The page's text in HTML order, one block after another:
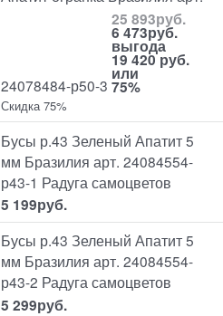
24078484-р50-3
25 893руб.
6 473руб.
выгода
19 420 руб.
или
75%
Скидка 75%
Бусы р.43 Зеленый Апатит 5
мм Бразилия арт. 24084554-
р43-1 Радуга самоцветов
5 199руб.
Бусы р.43 Зеленый Апатит 5
мм Бразилия арт. 24084554-
р43-2 Радуга самоцветов
5 299руб.